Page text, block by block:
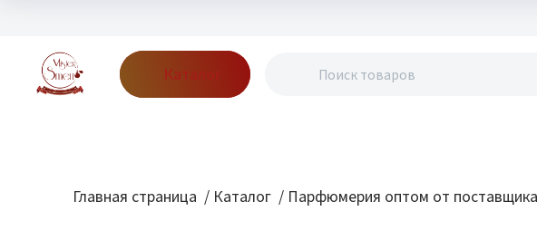
Каталог
Главная страница / Каталог / Парфюмерия оптом от поставщика